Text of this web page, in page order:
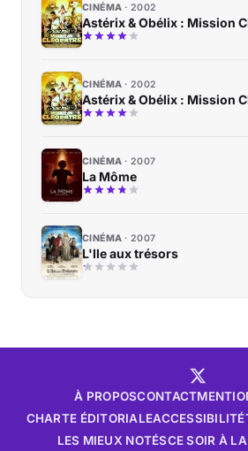
CINÉMA 2002
Astérix & Obélix : Mission
CINÉMA 2002
Astérix & Obélix : Mission
CINÉMA 2007
La Môme
CINÉMA 2007
L'Ile aux trésors
À PROPOSCONTACT
CHARTE ÉDITORIALEACCESSIBILITÉ
LES MIEUX NOTÉSCE SOIR À